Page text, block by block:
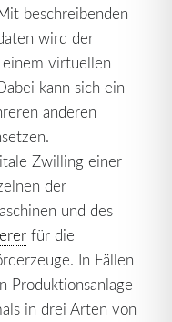
beschreibenden
wird der
virtuellen
kann sich ein
anderen
Zwilling einer
der
und des
für die
In Fällen
Produktionsanlage
in drei Arten von